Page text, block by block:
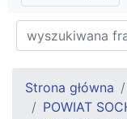
Strona główna
POWIAT